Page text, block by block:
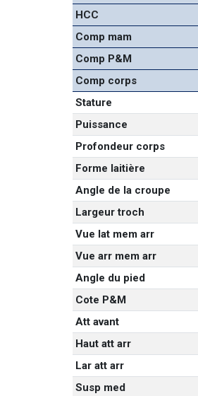
HCC
Comp mam
Comp P&M
Comp corps
Stature
Puissance
Profondeur corps
Forme laitière
Angle de la croupe
Largeur troch
Vue lat mem arr
Vue arr mem arr
Angle du pied
Cote P&M
Att avant
Haut att arr
Lar att arr
Susp med